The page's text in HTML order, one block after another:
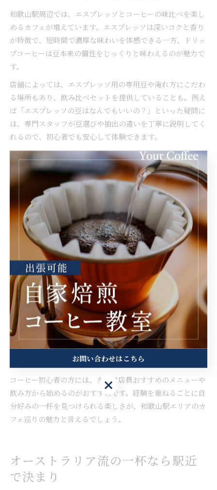
和歌山駅周辺では、エスプレッソとコーヒーの味比べを楽し
めるカフェが増えています。エスプレッソは深いコクと香り
が特徴で、短時間で濃厚な味わいを体感できる一方、ドリッ
プコーヒーは豆本来の個性をじっくりと味わえるのが魅力で
す。
店舗によっては、エスプレッソ用の専用豆や淹れ方にこだわ
る場所もあり、飲み比べセットを提供していることも。例え
ば「エスプレッソの豆はなんでもいいの？」といった疑問に
は、専門スタッフが豆選びや抽出の違いを丁寧に説明してく
れるので、初心者でも安心して体験できます。
味比べを楽しむ際は、スイーツや軽食と一緒に注文すること
で、それぞれの味わいの違いをより明確に感じられます。自
分に合う組み合わせを探す楽しみも、和歌山駅エリアならで
はの醍醐味です。
駅近で出会うコーヒーの奥深い世界
和歌山駅近くのカフェや専門店では、コーヒーの奥深い世界
に触れることができます。抽出方法や豆の産地、焙煎度合い
による味の違いなど、知れば知るほどコーヒーの魅力が広が
ります。特にバリスタの技術や店舗ごとのオリジナルブレン
ドに注目することで、コーヒーの世界観がさらに深まりま
す。
また、駅周辺では異国文化を感じる店内空間や、和歌山なら
ではの地元食材を活かしたスイーツとのペアリングも楽しめ
ます。こうした体験は、日常を少しだけ特別にしてくれる時
間を提供してくれます。
コーヒー初心者の方には、まずは店員おすすめのメニューや
飲み方から始めるのがおすすめです。経験を重ねるごとに自
分好みの一杯を見つけられる楽しさが、和歌山駅エリアのカ
フェ巡りの魅力と言えるでしょう。
オーストラリア流の一杯なら駅近
で決まり
お問い合わせはこちら
お問い合わせはこちら